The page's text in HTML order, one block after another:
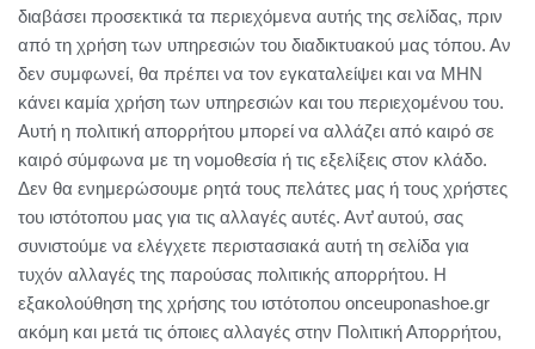
διαβάσει προσεκτικά τα περιεχόμενα αυτής της σελίδας, πριν
από τη χρήση των υπηρεσιών του διαδικτυακού μας τόπου. Αν
δεν συμφωνεί, θα πρέπει να τον εγκαταλείψει και να ΜΗΝ
κάνει καμία χρήση των υπηρεσιών και του περιεχομένου του.
Αυτή η πολιτική απορρήτου μπορεί να αλλάζει από καιρό σε
καιρό σύμφωνα με τη νομοθεσία ή τις εξελίξεις στον κλάδο.
Δεν θα ενημερώσουμε ρητά τους πελάτες μας ή τους χρήστες
του ιστότοπου μας για τις αλλαγές αυτές. Αντ̓ αυτού, σας
συνιστούμε να ελέγχετε περιστασιακά αυτή τη σελίδα για
τυχόν αλλαγές της παρούσας πολιτικής απορρήτου. Η
εξακολούθηση της χρήσης του ιστότοπου onceuponashoe.gr
ακόμη και μετά τις όποιες αλλαγές στην Πολιτική Απορρήτου,